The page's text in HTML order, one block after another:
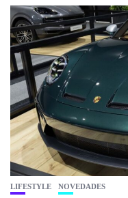
LIFESTYLE NOVEDADES